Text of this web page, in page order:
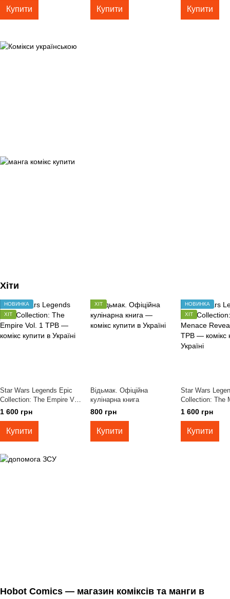
Купити Купити Купити
Хіти
НОВИНКА
ХІТ
Star Wars Legends Epic
Collection: The Empire Vol.
1 TPB
1 600 грн
Купити
ХІТ
Відьмак. Офіційна
кулінарна книга
800 грн
Купити
НОВИНКА
ХІТ
Star Wars
Collection: The
Revealed Vol. 4
1 600 грн
Купити
Hobot Comics — магазин коміксів та манги в